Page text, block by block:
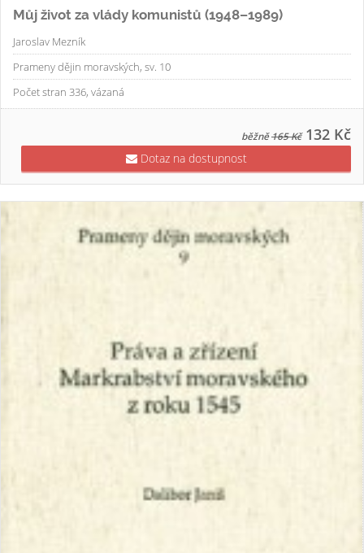
Můj život za vlády komunistů (1948–1989)
Jaroslav Mezník
Prameny dějin moravských, sv. 10
Počet stran 336, vázaná
běžně165 Kč 132 Kč
Dotaz na dostupnost